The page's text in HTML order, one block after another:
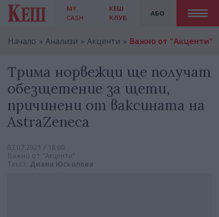
MY
CASH
АБО
КЕШ
КЛУБ
Начало Анализи Акценти Важно от "Акценти"
Трима норвежци ще получат
обезщетение за щети,
причинени от ваксината на
AstraZenecа
02.07.2021 / 18:00
Важно от "Акценти"
Текст: Диана Юсколова